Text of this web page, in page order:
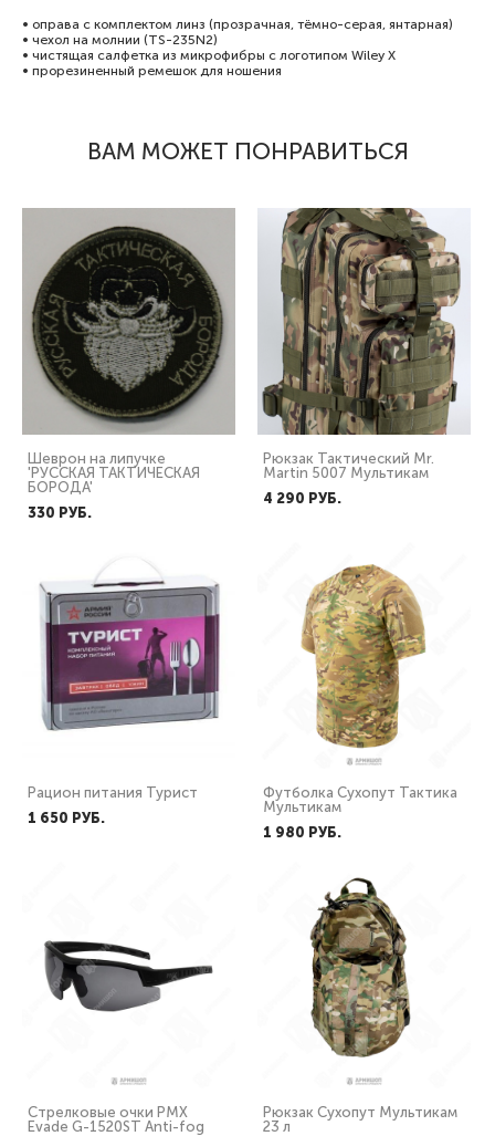
• оправа с комплектом линз (прозрачная, тёмно-серая, янтарная)
• чехол на молнии (TS-235N2)
• чистящая салфетка из микрофибры с логотипом Wiley X
• прорезиненный ремешок для ношения
ВАМ МОЖЕТ ПОНРАВИТЬСЯ
Шеврон на липучке
'РУССКАЯ ТАКТИЧЕСКАЯ
БОРОДА'
330 PУБ.
Рюкзак Тактический Mr.
Martin 5007 Мультикам
4 290 PУБ.
Рацион питания Турист
1 650 PУБ.
Футболка Сухопут Тактика
Мультикам
1 980 PУБ.
Стрелковые очки PMX
Evade G-1520ST Anti-fog
Рюкзак Сухопут Мультикам
23 л